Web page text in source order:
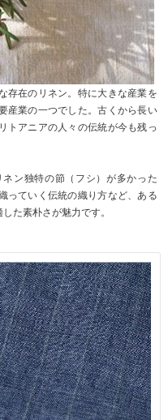
存在のリネン。特に大きな産業を
産業の一つでした。古くから長い
トアニアの人々の伝統が今も残っ
ン独特の節（フシ）が多かった
っていく伝統の織り方など、ある
た素朴さが魅力です。